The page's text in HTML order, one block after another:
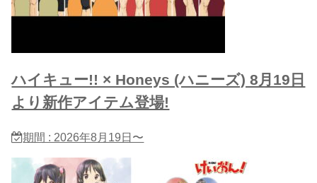
ハイキュー!! × Honeys (ハニーズ) 8月19日
より新作アイテム登場!
期間 : 2026年8月19日〜